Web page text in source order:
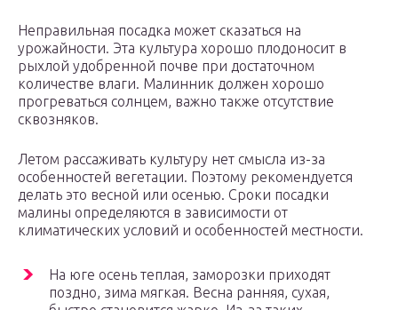
Неправильная посадка может сказаться на
урожайности. Эта культура хорошо плодоносит в
рыхлой удобренной почве при достаточном
количестве влаги. Малинник должен хорошо
прогреваться солнцем, важно также отсутствие
сквозняков.
Летом рассаживать культуру нет смысла из-за
особенностей вегетации. Поэтому рекомендуется
делать это весной или осенью. Сроки посадки
малины определяются в зависимости от
климатических условий и особенностей местности.
На юге осень теплая, заморозки приходят
поздно, зима мягкая. Весна ранняя, сухая,